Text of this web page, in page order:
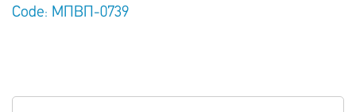
Code: ΜΠΒΠ-0739